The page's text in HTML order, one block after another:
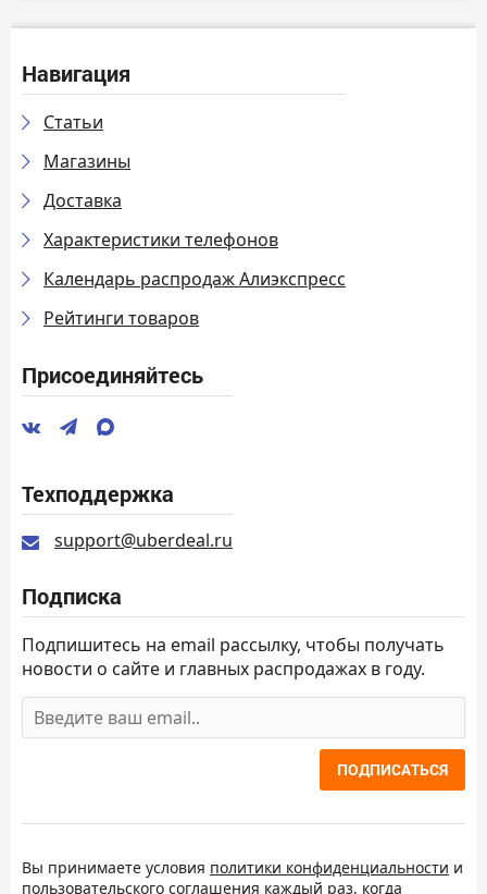
Навигация
Статьи
Магазины
Доставка
Характеристики телефонов
Календарь распродаж Алиэкспресс
Рейтинги товаров
Присоединяйтесь
Техподдержка
support@uberdeal.ru
Подписка
Подпишитесь на email рассылку, чтобы получать
новости о сайте и главных распродажах в году.
ПОДПИСАТЬСЯ
Вы принимаете условия политики конфиденциальности и
пользовательского соглашения каждый раз, когда